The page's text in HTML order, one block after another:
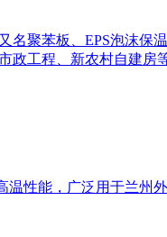
聚苯板、EPS泡沫保
工程、新农村自建房
性能，广泛用于兰州